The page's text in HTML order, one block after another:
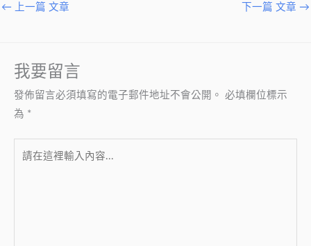
← 上一篇 文章 下一篇 文章 →
我要留言
發佈留言必須填寫的電子郵件地址不會公開。 必填欄位標示
為 *